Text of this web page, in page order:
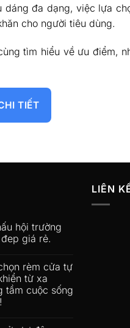
dáng đa dạng, việc lựa
cho người tiêu dùng.
tìm hiểu về ưu điểm,
TIẾT
hội trường
giá rẻ.
rèm cửa tự
từ xa
tầm cuộc sống
LIÊN